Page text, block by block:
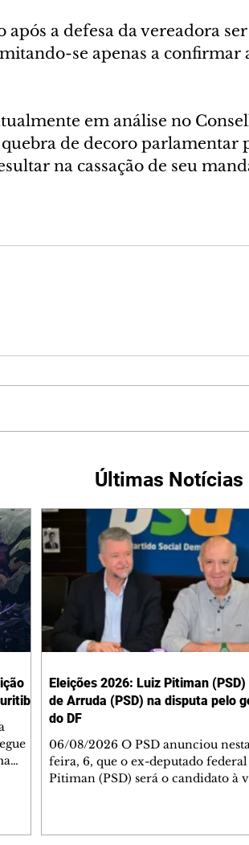
a defesa da vereadora
se apenas a confirmar
em análise no
de decoro parlamentar
na cassação de seu
Últimas Notícias
Eleições 2026: Luiz Pitiman (PSD)
de Arruda (PSD) na disputa pelo
do DF
06/08/2026 O PSD anunciou
feira, 6, que o ex-deputado
Pitiman (PSD) será o candidato à